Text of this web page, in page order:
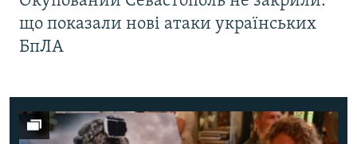
що показали нові атаки українських
БпЛА